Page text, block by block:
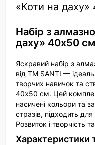
«Коти на
Набір з
даху» 40х50
Яскравий набір з
від ТМ SANTI —
творчих навичок та
40х50 см. Цей
насичені кольори та
стразів, підходить для
Розвиток і творчість
Характеристики